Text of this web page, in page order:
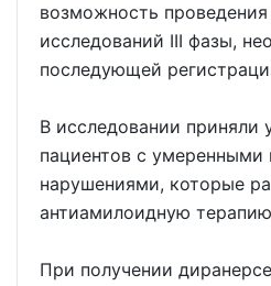
возможность
исследований III фазы,
последующей
В исследовании приняли
пациентов с умеренными
нарушениями, которые
антиамилоидную
При получении